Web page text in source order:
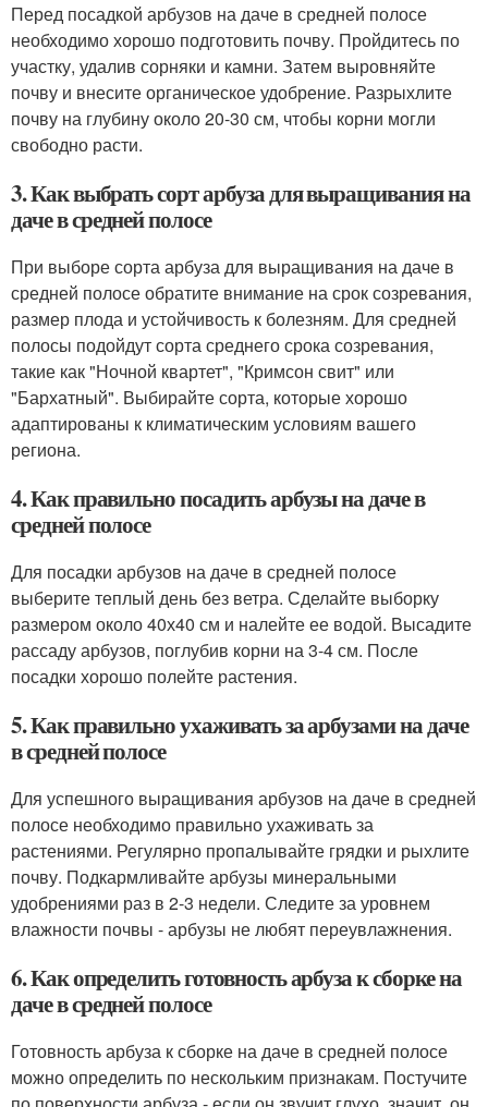
Перед посадкой арбузов на даче в средней полосе
необходимо хорошо подготовить почву. Пройдитесь по
участку, удалив сорняки и камни. Затем выровняйте
почву и внесите органическое удобрение. Разрыхлите
почву на глубину около 20-30 см, чтобы корни могли
свободно расти.
3. Как выбрать сорт арбуза для выращивания на
даче в средней полосе
При выборе сорта арбуза для выращивания на даче в
средней полосе обратите внимание на срок созревания,
размер плода и устойчивость к болезням. Для средней
полосы подойдут сорта среднего срока созревания,
такие как "Ночной квартет", "Кримсон свит" или
"Бархатный". Выбирайте сорта, которые хорошо
адаптированы к климатическим условиям вашего
региона.
4. Как правильно посадить арбузы на даче в
средней полосе
Для посадки арбузов на даче в средней полосе
выберите теплый день без ветра. Сделайте выборку
размером около 40х40 см и налейте ее водой. Высадите
рассаду арбузов, поглубив корни на 3-4 см. После
посадки хорошо полейте растения.
5. Как правильно ухаживать за арбузами на даче
в средней полосе
Для успешного выращивания арбузов на даче в средней
полосе необходимо правильно ухаживать за
растениями. Регулярно пропалывайте грядки и рыхлите
почву. Подкармливайте арбузы минеральными
удобрениями раз в 2-3 недели. Следите за уровнем
влажности почвы - арбузы не любят переувлажнения.
6. Как определить готовность арбуза к сборке на
даче в средней полосе
Готовность арбуза к сборке на даче в средней полосе
можно определить по нескольким признакам. Постучите